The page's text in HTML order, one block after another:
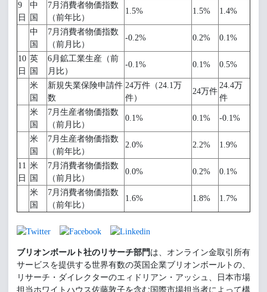
9
日
中
国
7月消費者物価指数
（前年比）
1.5% 1.5% 1.4%
中
国
7月消費者物価指数
（前月比）
-0.2% 0.2% 0.1%
10
日
英
国
6月鉱工業生産（前
月比）
-0.1% 0.1% 0.5%
米
国
新規失業保険申請件
数
24万件（24.1万
件）
24万件
24.4万
件
米
国
7月生産者物価指数
（前月比）
0.1% 0.1% -0.1%
米
国
7月生産者物価指数
（前年比）
2.0% 2.2% 1.9%
11
日
米
国
7月消費者物価指数
（前月比）
0.0% 0.2% 0.1%
米
国
7月消費者物価指数
（前年比）
1.6% 1.8% 1.7%
ブリオンボールト社のリサーチ部門 は、オンライン金取引所有
サービスを提供する世界有数の英国企業ブリオンボールトの、
リサーチ・ダイレクターのエィドリアン・アッシュ、日本市場
担当ホワイトハウス佐藤敦子を含む国際市場担当者によって構